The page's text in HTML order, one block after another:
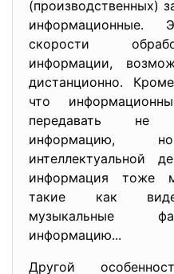
(производственных)
информационные.
скорости
информации,
дистанционно.
что
передавать не
информацию,
интеллектуальной
информация тоже
такие как
музыкальные
информацию...
Другой